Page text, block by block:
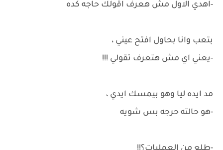
-اهدي الاول مش هعرف اقولك حاجه كده
بتعب وانا بحاول افتح عيني ،
-يعني اي مش هتعرف تقولي !!!
مد ايده ليا وهو بيمسك ايدي ،
-هو حالته حرجه بس شويه